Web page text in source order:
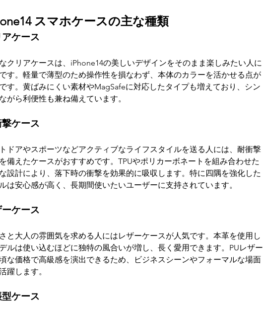
スマホケースの主な種類
ケース
クリアケースは、iPhone14の美しいデザインをそのまま楽しみたい人に
す。軽量で薄型のため操作性を損なわず、本体のカラーを活かせる点が
す。黄ばみにくい素材やMagSafeに対応したタイプも増えており、シン
がら利便性も兼ね備えています。
ケース
ドアやスポーツなどアクティブなライフスタイルを送る人には、耐衝撃
備えたケースがおすすめです。TPUやポリカーボネートを組み合わせた
設計により、落下時の衝撃を効果的に吸収します。特に四隅を強化した
は安心感が高く、長期間使いたいユーザーに支持されています。
ーケース
と大人の雰囲気を求める人にはレザーケースが人気です。本革を使用し
ルは使い込むほどに独特の風合いが増し、長く愛用できます。PUレザー
な価格で高級感を演出できるため、ビジネスシーンやフォーマルな場面
躍します。
ケース